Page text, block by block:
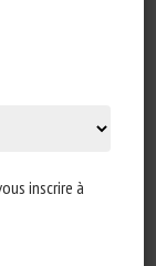
PLUS
inscrire à